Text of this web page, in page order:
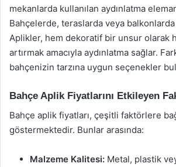
mekanlarda kullanılan aydınlatma
Bahçelerde, teraslarda veya
Aplikler, hem dekoratif bir unsur olarak
artırmak amacıyla aydınlatma sağlar.
bahçenizin tarzına uygun seçenekler
Bahçe Aplik Fiyatlarını Etkileyen
Bahçe aplik fiyatları, çeşitli faktörlere
göstermektedir. Bunlar arasında:
Malzeme Kalitesi: Metal, plastik